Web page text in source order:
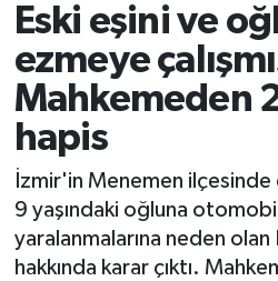
Eski eşini ve
ezmeye
Mahkemeden
hapis
İzmir'in Menemen ilçesinde
9 yaşındaki oğluna
yaralanmalarına neden
hakkında karar çıktı.
Resmi İlanlar
Alanyaspor
Turizm
E-Gazete
Süper Lig Puan Durumu
Tüm Manşetler
Son Dakika Haberleri
Haber Arşivi